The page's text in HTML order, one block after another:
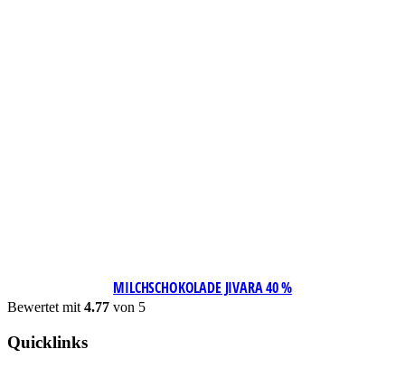
MILCHSCHOKOLADE JIVARA 40 %
Bewertet mit 4.77 von 5
Quicklinks